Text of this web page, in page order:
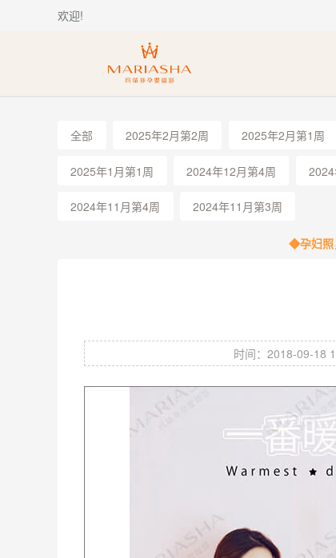
欢迎!
全部 2025年2月第2周 2025年2月第1周
2025年1月第1周 2024年12月第4周
2024年11月第4周 2024年11月第3周
◆孕妇照
时间：2018-09-18